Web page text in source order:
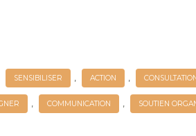
SENSIBILISER ACTION
COMMUNICATION SOUTIEN